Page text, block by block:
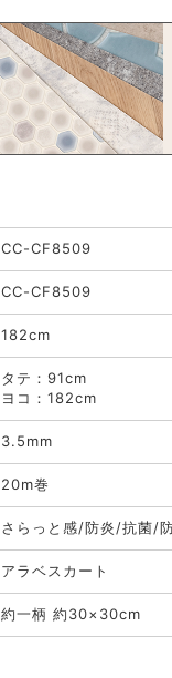
CC-CF8509
CC-CF8509
182cm
タテ：91cm
ヨコ：182cm
3.5mm
20m巻
さらっと感/防炎/抗菌/
アラベスカート
約一柄 約30×30cm